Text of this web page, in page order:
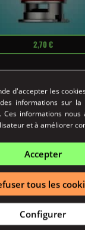
2,70 €
Mesh 0.2 ohm
Achat Rapide
d'accepter les
informations sur la
Ces informations
et à améliorer
Accepter
tous les
Configurer